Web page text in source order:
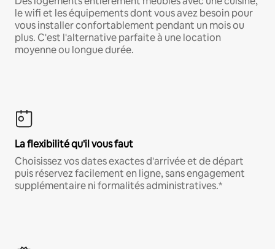
le wifi et les équipements dont vous avez besoin pour
vous installer confortablement pendant un mois ou
plus. C'est l'alternative parfaite à une location
moyenne ou longue durée.
La flexibilité qu'il vous faut
Choisissez vos dates exactes d'arrivée et de départ
puis réservez facilement en ligne, sans engagement
supplémentaire ni formalités administratives.*